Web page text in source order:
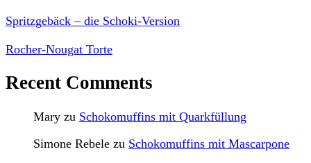
Spritzgebäck – die Schoki-Version
Rocher-Nougat Torte
Recent Comments
Mary zu Schokomuffins mit Quarkfüllung
Simone Rebele zu Schokomuffins mit Mascarpone